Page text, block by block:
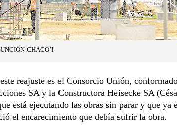
CHACO’I
reajuste es el Consorcio Unión,
SA y la Constructora Heisecke SA
está ejecutando las obras sin parar y que ya
el encarecimiento que debía sufrir la obra.